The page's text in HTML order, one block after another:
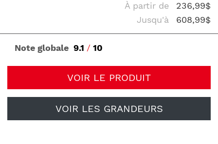
À partir de
236,99$
Jusqu'à
608,99$
Note globale 9.1 / 10
VOIR LE PRODUIT
VOIR LES GRANDEURS